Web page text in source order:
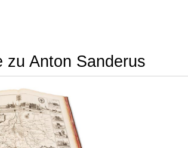
zu Anton Sanderus